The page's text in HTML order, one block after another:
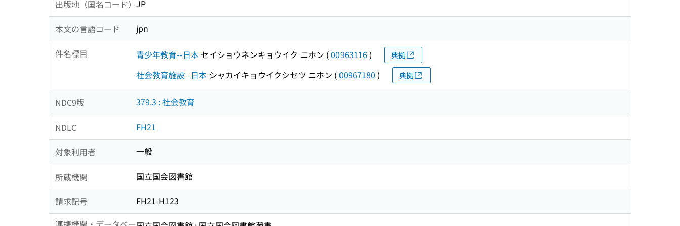
出版地（国名コード） JP
本文の言語コード jpn
件名標目 青少年教育--日本 セイショウネンキョウイク ニホン (00963116) 典拠
社会教育施設--日本 シャカイキョウイクシセツ ニホン (00967180 ) 典拠
NDC9版 379.3 : 社会教育
NDLC FH21
対象利用者 一般
所蔵機関 国立国会図書館
請求記号
FH21-H123